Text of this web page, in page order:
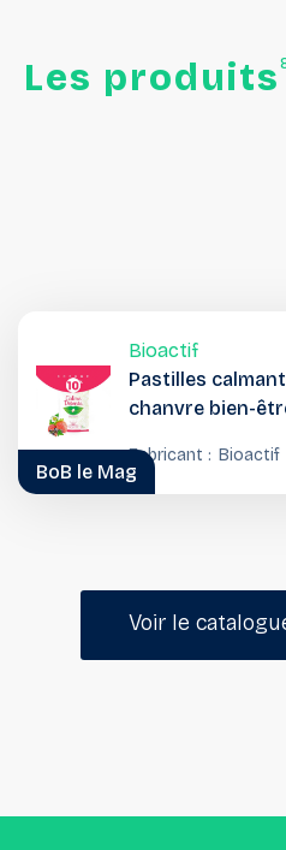
Les produits
Bioactif
Pastilles
chanvre bien-
Fabricant : Bioactif
BoB le Mag
Voir le